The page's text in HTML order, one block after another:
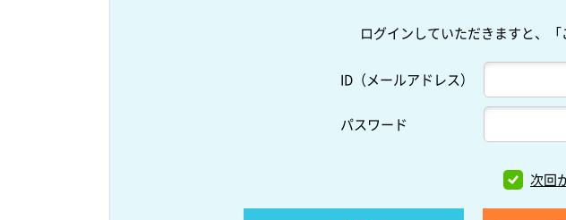
ログインしていただきますと、
ID（メールアドレス）
パスワード
次回